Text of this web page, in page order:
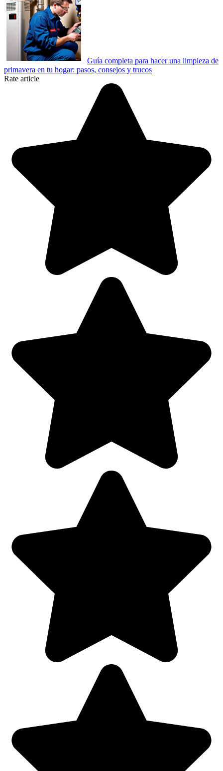
Guía completa para hacer una limpieza de
primavera en tu hogar: pasos, consejos y trucos
Rate article